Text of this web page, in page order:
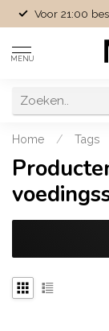
Voor 21:00
MENU
Home / Tags